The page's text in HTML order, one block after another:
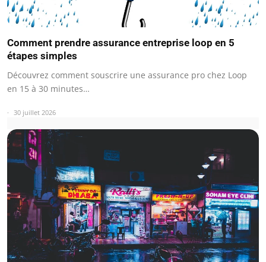
Comment prendre assurance entreprise loop en 5
étapes simples
Découvrez comment souscrire une assurance pro chez Loop
en 15 à 30 minutes…
30 juillet 2026